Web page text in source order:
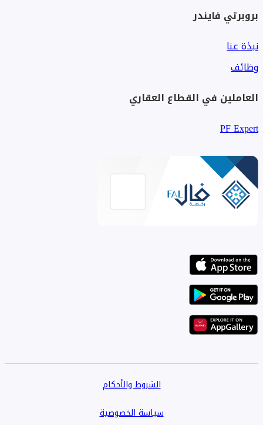
بروبرتي فايندر
نبذة عنا
وظائف
العاملين في القطاع العقاري
PF Expert
الشروط والأحكام
سياسة الخصوصية